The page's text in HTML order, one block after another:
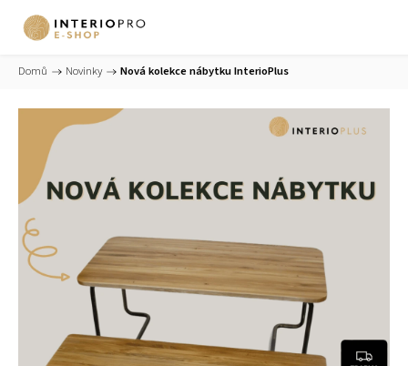
Domů / Novinky / Nová kolekce nábytku InterioPlus